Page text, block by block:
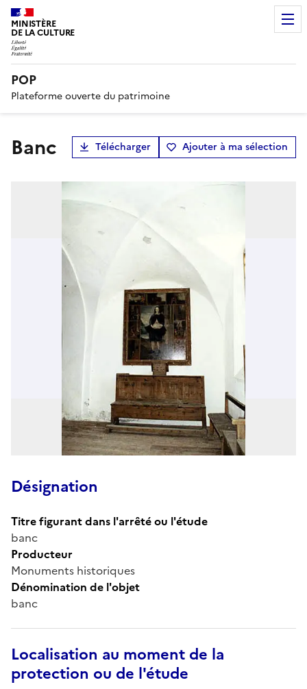
MINISTÈRE
DE LA CULTURE
POP
Plateforme ouverte du patrimoine
banc Télécharger Ajouter à ma sélection
Désignation
Titre figurant dans l'arrêté ou l'étude
banc
Producteur
Monuments historiques
Dénomination de l'objet
banc
Localisation au moment de la
protection ou de l'étude